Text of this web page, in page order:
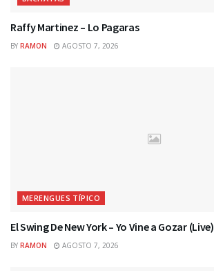
Raffy Martinez – Lo Pagaras
BY RAMON AGOSTO 7, 2026
MERENGUES TÍPICO
El Swing De New York – Yo Vine a Gozar (Live)
BY RAMON AGOSTO 7, 2026